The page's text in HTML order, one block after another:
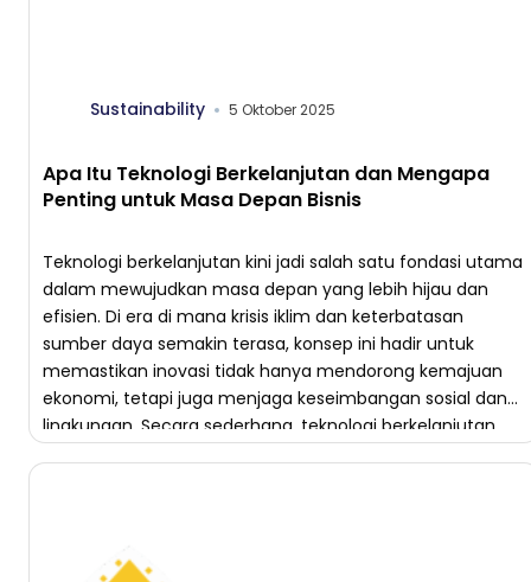
Sustainability 5 Oktober 2025
Apa Itu Teknologi Berkelanjutan dan Mengapa
Penting untuk Masa Depan Bisnis
Teknologi berkelanjutan kini jadi salah satu fondasi utama
dalam mewujudkan masa depan yang lebih hijau dan
efisien. Di era di mana krisis iklim dan keterbatasan
sumber daya semakin terasa, konsep ini hadir untuk
memastikan inovasi tidak hanya mendorong kemajuan
ekonomi, tetapi juga menjaga keseimbangan sosial dan
lingkungan. Secara sederhana, teknologi berkelanjutan